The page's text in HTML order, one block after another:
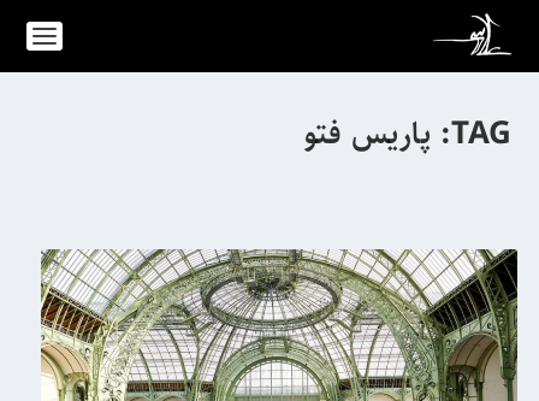
TAG: پاریس فتو